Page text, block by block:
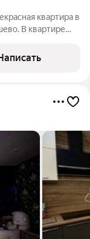
квартира в
В квартире
В квартире